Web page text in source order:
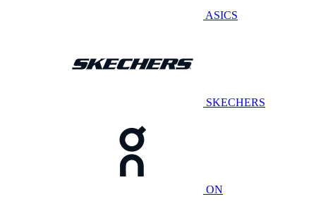
ASICS
SKECHERS
ON